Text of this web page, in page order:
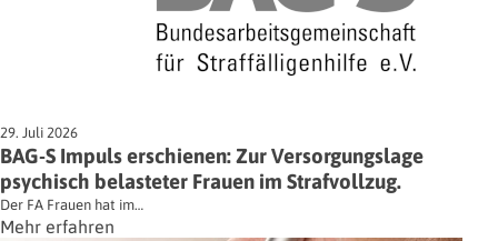
29. Juli 2026
BAG-S Impuls erschienen: Zur Versorgungslage
psychisch belasteter Frauen im Strafvollzug.
Der FA Frauen hat im…
Mehr erfahren